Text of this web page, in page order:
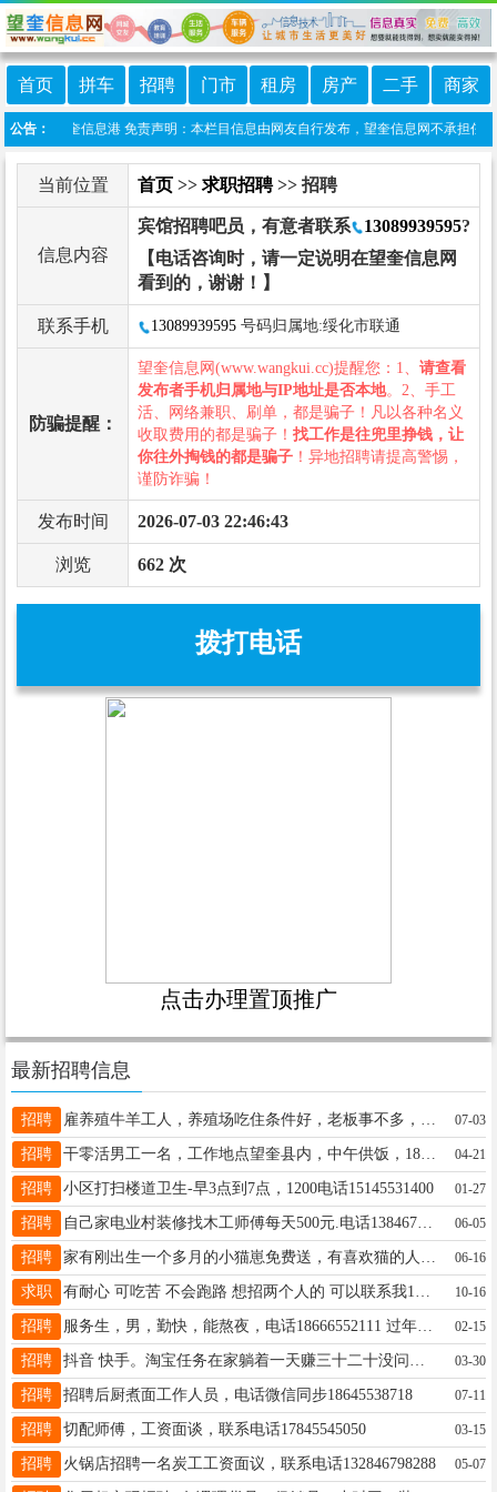
首页 拼车 招聘 门市 租房 房产 二手 商家
公告：
程序:望奎信息港 免责声明：本栏目信息由网友自行发布，望奎信息网不承担任
当前位置 首页 >> 求职招聘>> 招聘
信息内容
宾馆招聘吧员，有意者联系 13089939595?
【电话咨询时，请一定说明在望奎信息网
看到的，谢谢！】
联系手机 13089939595 号码归属地:绥化市联通
防骗提醒：
望奎信息网(www.wangkui.cc)提醒您：1、 请查看
发布者手机归属地与IP地址是否本地。2、手工
活、网络兼职、刷单，都是骗子！凡以各种名义
收取费用的都是骗子！ 找工作是往兜里挣钱，让
你往外掏钱的都是骗子 ！异地招聘请提高警惕，
谨防诈骗！
发布时间 2026-07-03 22:46:43
浏览 662 次
拨打电话
点击办理置顶推广
最新招聘信息
招聘 07-03
招聘 干零活男工一名，工作地点望奎县内，中午供饭，18045540611 04-21
招聘 小区打扫楼道卫生-早3点到7点，1200电话15145531400 01-27
招聘 自己家电业村装修找木工师傅每天500元.电话13846787778急 06-05
招聘 06-16
求职 10-16
招聘 服务生，男，勤快，能熬夜，电话18666552111 过年能干，短期也行。 02-15
招聘 03-30
招聘 招聘后厨煮面工作人员，电话微信同步18645538718 07-11
招聘 切配师傅，工资面谈，联系电话17845545050 03-15
招聘 火锅店招聘一名炭工工资面议，联系电话132846798288 05-07